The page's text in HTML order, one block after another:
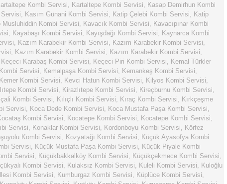
Kombi Servisi, Kartaltepe Kombi Servisi, Kasap Demirhun Kombi
, Kasım Günani Kombi Servisi, Katip Çelebi Kombi Servisi, Katip
Musluhiddin Kombi Servisi, Kavacık Kombi Servisi, Kavacıpınar Kombi
, Kayabaşı Kombi Servisi, Kayışdağı Kombi Servisi, Kaynarca Kombi
, Kazım Karabekir Kombi Servisi, Kazım Karabekir Kombi Servisi,
, Kazım Karabekir Kombi Servisi, Kazım Karabekir Kombi Servisi,
Keçeci Karabaş Kombi Servisi, Keçeci Piri Kombi Servisi, Kemal Türkler
Servisi, Kemalpaşa Kombi Servisi, Kemankeş Kombi Servisi,
Kemer Kombi Servisi, Kevci Hatun Kombi Servisi, Kilyos Kombi Servisi,
Kombi Servisi, Kirazlıtepe Kombi Servisi, Kireçburnu Kombi Servisi,
Kombi Servisi, Kılıçlı Kombi Servisi, Kıraç Kombi Servisi, Kırkçeşme
Servisi, Koca Dede Kombi Servisi, Koca Mustafa Paşa Kombi Servisi,
Kombi Servisi, Kocatepe Kombi Servisi, Kocatepe Kombi Servisi,
Servisi, Konaklar Kombi Servisi, Kordonboyu Kombi Servisi, Körfez
Kombi Servisi, Kozyatağı Kombi Servisi, Küçük Ayasofya Kombi
Servisi, Küçük Mustafa Paşa Kombi Servisi, Küçük Piyale Kombi
Servisi, Küçükbakkalköy Kombi Servisi, Küçükçekmece Kombi Servisi,
Kombi Servisi, Kulaksız Kombi Servisi, Kuleli Kombi Servisi, Kuloğlu
Kombi Servisi, Kumburgaz Kombi Servisi, Küplüce Kombi Servisi,